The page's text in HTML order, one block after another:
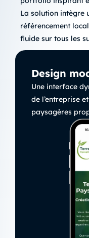
La solution intègre
référencement
fluide sur tous les
Design
Une interface
de l’entreprise
paysagères